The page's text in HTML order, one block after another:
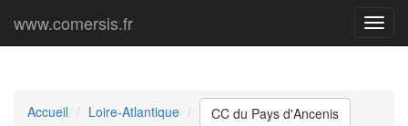
Menu
www.comersis.fr
Accueil Loire-Atlantique CC du Pays d'Ancenis